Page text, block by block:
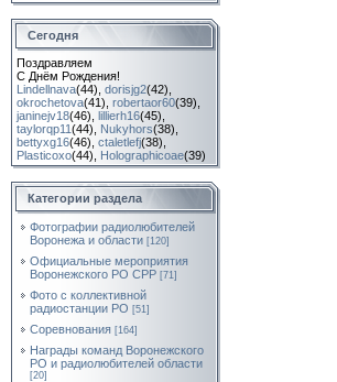
Сегодня
Поздравляем
С Днём Рождения!
Lindellnava(44) dorisjg2(42)
okrochetova(41) robertaor60(39)
janinejv18(46) lillierh16(45)
taylorqp11(44) Nukyhors(38)
bettyxg16(46) ctaletlefj(38)
Plasticoxo(44) Holographicoae(39)
Категории раздела
Фотографии радиолюбителей
Воронежа и области [120]
Официальные мероприятия
Воронежского РО СРР [71]
Фото с коллективной
радиостанции РО [51]
Соревнования [164]
Награды команд Воронежского
РО и радиолюбителей области
[20]